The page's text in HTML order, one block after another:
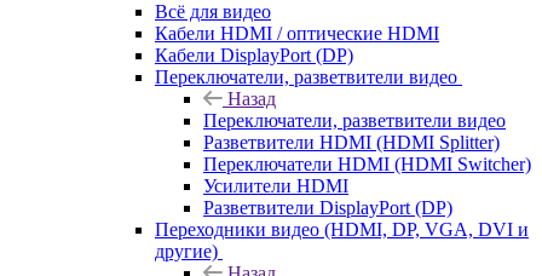
Всё для видео
Кабели HDMI / оптические HDMI
Кабели DisplayPort (DP)
Переключатели, разветвители видео
Назад
Переключатели, разветвители видео
Разветвители HDMI (HDMI Splitter)
Переключатели HDMI (HDMI Switcher)
Усилители HDMI
Разветвители DisplayPort (DP)
Переходники видео (HDMI, DP, VGA, DVI и
другие)